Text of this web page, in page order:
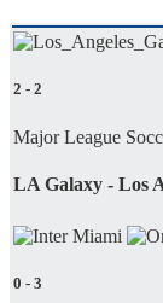
2 - 2
Major League
LA Galaxy - Los
0 - 3